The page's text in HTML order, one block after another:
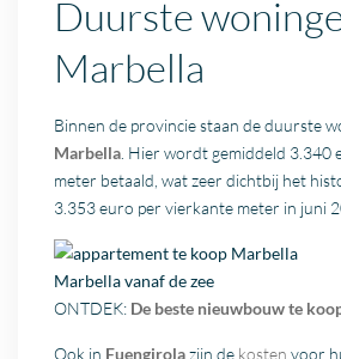
Duurste
Marbella
Binnen de provincie staan de duurste
Marbella . Hier wordt gemiddeld
meter betaald, wat zeer dichtbij het
3.353 euro per vierkante meter in juni
Marbellavanaf de zee
ONTDEK: De beste nieuwbouw te
Ook in Fuengirolazijn de kosten voor